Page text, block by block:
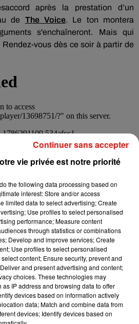
après la prestation d’un
de The Voice. Le ton montera
s'enchaîneront. Mais qui
vous dès ce soir à partir de
chose qui ne peut pas se passer"
d'accord entre@LFabianOfficial
poursuivent dès 21h05 sur@TF1
dDUtKsqVV4
March 13, 2020
vie privée est notre priorité
do the following data processing based on
interest: Store and/or access
limited data to select advertising; Create
Use profiles to select personalised
performance; Measure content
through statistics or combinations
Develop and improve services; Create
Use profiles to select personalised
content; Ensure security, prevent and
and present advertising and content;
choices. These technologies may
IP address and browsing data to offer
devices based on information actively
data; Match and combine data from
devices; Identify devices based on
Continuer sans accepter